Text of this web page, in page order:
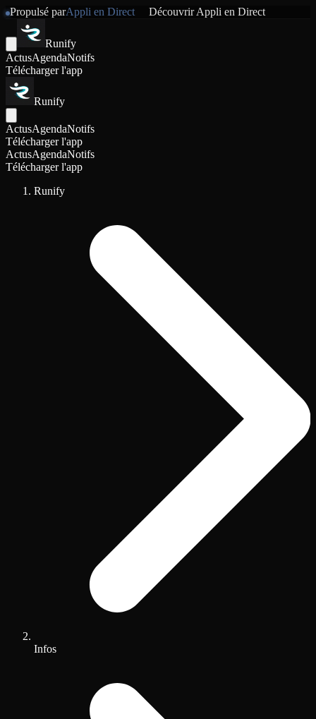
Propulsé parAppli en Direct DécouvrirAppli en Direct
Runify
ActusAgendaNotifs
Télécharger l'app
Runify
ActusAgendaNotifs
Télécharger l'app
ActusAgendaNotifs
Télécharger l'app
Runify
Infos